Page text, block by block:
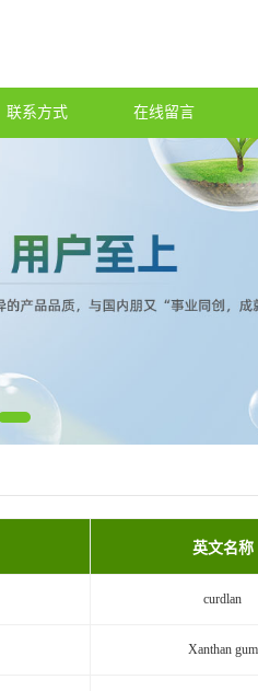
联系方式 在线留言
英文名称
curdlan
Xanthan gum